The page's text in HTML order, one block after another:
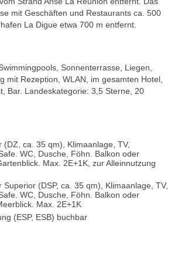
mit Geschäften und Restaurants ca. 500
La Digue etwa 700 m entfernt.
Sonnenterrasse, Liegen,
mit Rezeption, WLAN, im gesamten Hotel,
Bar. Landeskategorie: 3,5 Sterne, 20
(DZ, ca. 35 qm), Klimaanlage, TV,
WC, Dusche, Föhn. Balkon oder
Max. 2E+1K, zur Alleinnutzung
Superior (DSP, ca. 35 qm), Klimaanlage, TV,
WC, Dusche, Föhn. Balkon oder
Max. 2E+1K
(ESP, ESB) buchbar